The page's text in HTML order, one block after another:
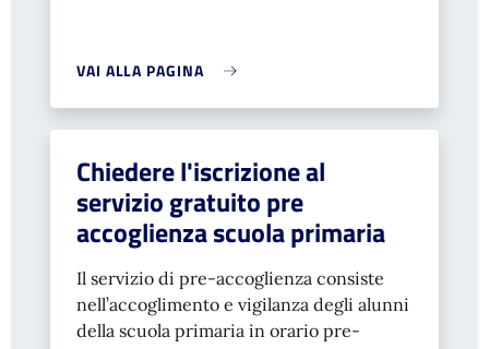
VAI ALLA PAGINA
Chiedere l'iscrizione al
servizio gratuito pre
accoglienza scuola primaria
Il servizio di pre-accoglienza consiste
nell’accoglimento e vigilanza degli alunni
della scuola primaria in orario pre-